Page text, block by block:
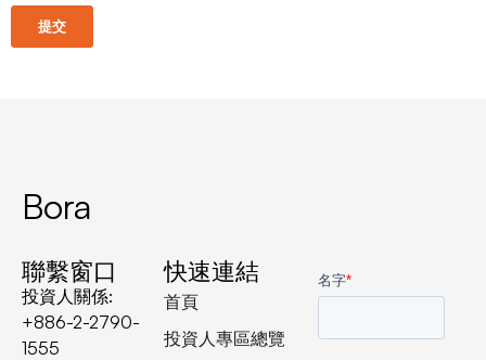
Bora
聯繫窗口
投資人關係:
+886-2-2790-
1555
快速連結
首頁
投資人專區總覽